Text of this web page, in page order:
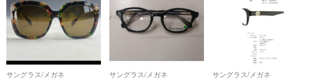
サングラス/メガネ サングラス/メガネ サングラス/メガネ